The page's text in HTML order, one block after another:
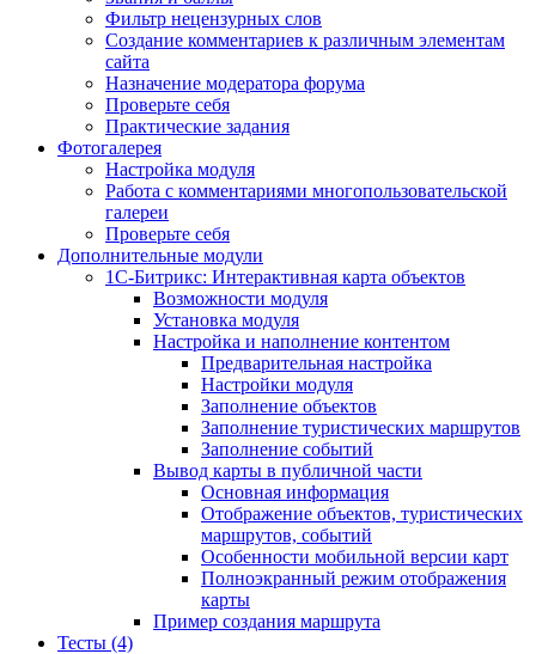
Фильтр нецензурных слов
Создание комментариев к различным элементам
сайта
Назначение модератора форума
Проверьте себя
Практические задания
Фотогалерея
Настройка модуля
Работа с комментариями многопользовательской
галереи
Проверьте себя
Дополнительные модули
1С-Битрикс: Интерактивная карта объектов
Возможности модуля
Установка модуля
Настройка и наполнение контентом
Предварительная настройка
Настройки модуля
Заполнение объектов
Заполнение туристических маршрутов
Заполнение событий
Вывод карты в публичной части
Основная информация
Отображение объектов, туристических
маршрутов, событий
Особенности мобильной версии карт
Полноэкранный режим отображения
карты
Пример создания маршрута
Тесты (4)